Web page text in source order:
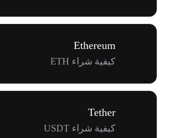
Ethereum
كيفية شراء ETH
Tether
كيفية شراء USDT